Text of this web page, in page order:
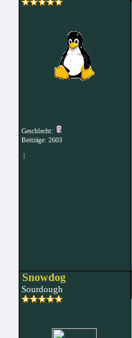
Geschlecht:
Beiträge: 2603
|
Snowdog
Sourdough